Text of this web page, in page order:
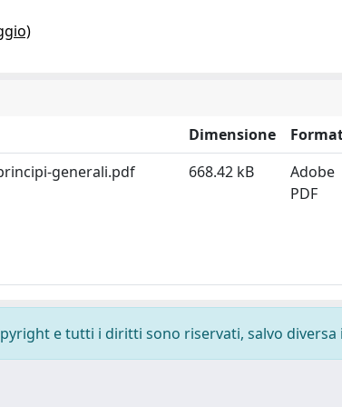
Dimensione
generali.pdf
668.42 kB
Adobe
PDF
e tutti i diritti sono riservati, salvo diversa